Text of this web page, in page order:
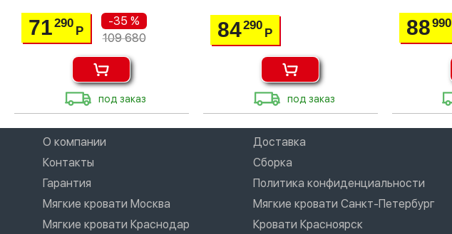
71290
Р
-35 %
109 680
под заказ
84290
Р
под заказ
88990
О компании
Доставка
Контакты
Сборка
Гарантия
Политика конфиденциальности
Мягкие кровати Москва
Мягкие кровати Санкт-Петербург
Мягкие кровати Краснодар
Кровати Красноярск